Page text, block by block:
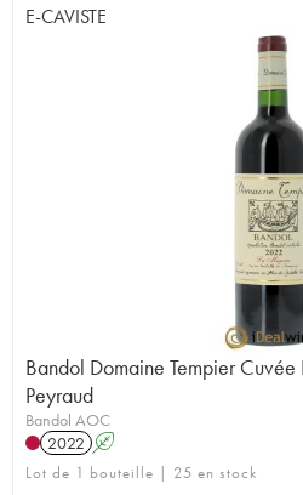
E-CAVISTE
Bandol Domaine Tempier
Peyraud
Bandol AOC
2022 A
Lot de 1 bouteille | 25 en stock